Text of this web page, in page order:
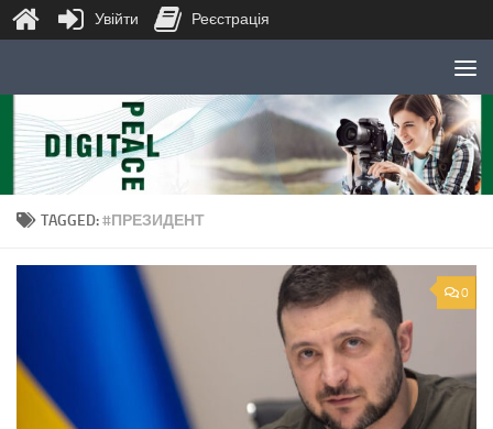
Skip to content
TAGGED:#ПРЕЗИДЕНТ
0
Увійти Реєстрація